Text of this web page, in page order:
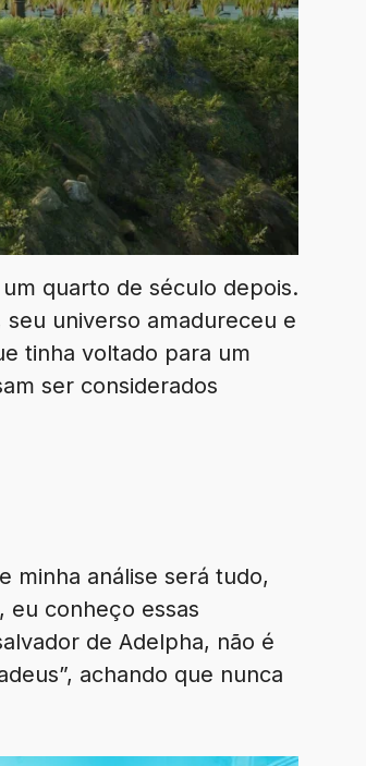
quarto de século depois.
universo amadureceu e
tinha voltado para um
ser considerados
minha análise será tudo,
eu conheço essas
de Adelpha, não é
achando que nunca